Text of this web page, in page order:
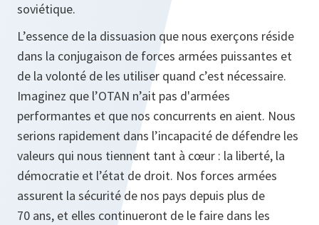
soviétique.
L’essence de la dissuasion que nous exerçons réside
dans la conjugaison de forces armées puissantes et
de la volonté de les utiliser quand c’est nécessaire.
Imaginez que l’OTAN n’ait pas d'armées
performantes et que nos concurrents en aient. Nous
serions rapidement dans l’incapacité de défendre les
valeurs qui nous tiennent tant à cœur : la liberté, la
démocratie et l’état de droit. Nos forces armées
assurent la sécurité de nos pays depuis plus de
70 ans, et elles continueront de le faire dans les